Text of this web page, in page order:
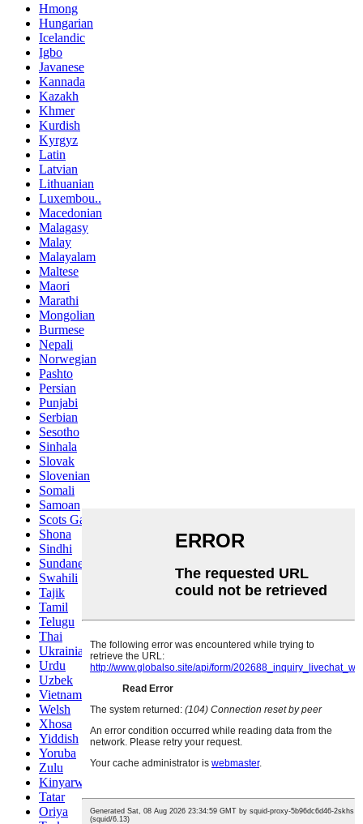
Hmong
Hungarian
Icelandic
Igbo
Javanese
Kannada
Kazakh
Khmer
Kurdish
Kyrgyz
Latin
Latvian
Lithuanian
Luxembou..
Macedonian
Malagasy
Malay
Malayalam
Maltese
Maori
Marathi
Mongolian
Burmese
Nepali
Norwegian
Pashto
Persian
Punjabi
Serbian
Sesotho
Sinhala
Slovak
Slovenian
Somali
Samoan
Scots Gaelic
Shona
Sindhi
Sundanese
Swahili
Tajik
Tamil
Telugu
Thai
Ukrainian
Urdu
Uzbek
Vietnamese
Welsh
Xhosa
Yiddish
Yoruba
Zulu
Kinyarwanda
Tatar
Oriya